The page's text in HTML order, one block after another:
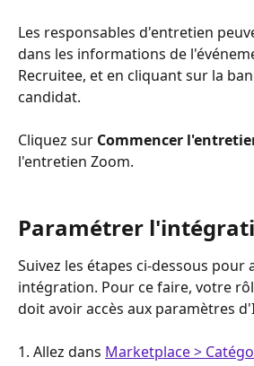
Les responsables d'entretien
dans les informations de
Recruitee, et en cliquant sur la
candidat.
Cliquez sur Commencer
l'entretien Zoom.
Paramétrer
Suivez les étapes ci-dessous
intégration. Pour ce faire, votre
doit avoir accès aux paramètres
1. Allez dans Marketplace >